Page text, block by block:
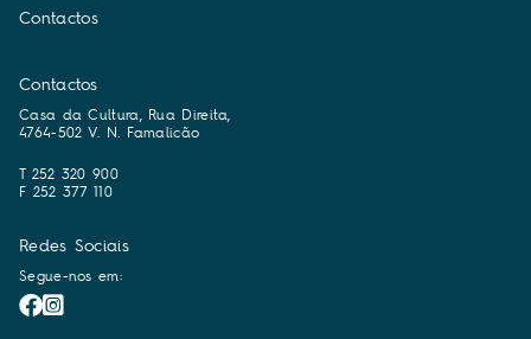
Contactos
Contactos
Casa da Cultura, Rua Direita,
4764-502 V. N. Famalicão
T 252 320 900
F 252 377 110
Redes Sociais
Segue-nos em: